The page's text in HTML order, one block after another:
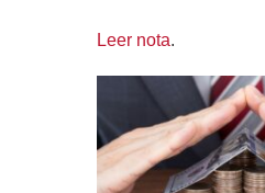
Leer nota.